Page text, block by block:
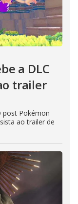
a DLC
trailer
post Pokémon
ao trailer de